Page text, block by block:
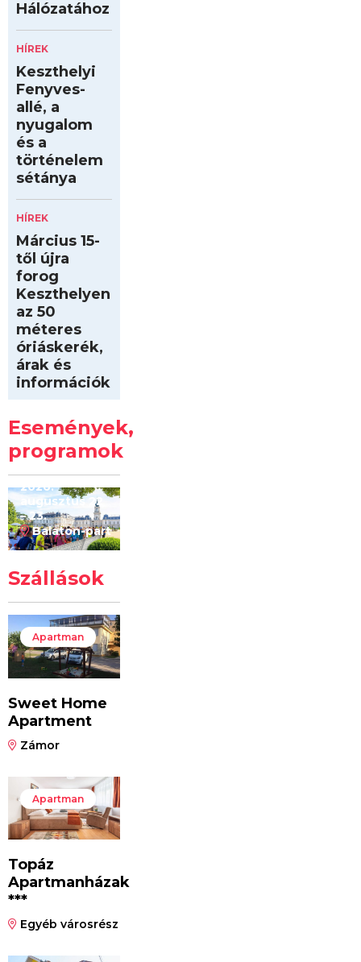
Hálózatához
HÍREK
Keszthelyi
Fenyves-
allé, a
nyugalom
és a
történelem
sétánya
HÍREK
Március 15-
től újra
forog
Keszthelyen
az 50
méteres
óriáskerék,
árak és
információk
Események,
programok
Kilóméterek
2026
2026.
augusztus 22
– 23.
Balaton-part
Szállások
Apartman
Sweet Home
Apartment
Zámor
Apartman
Topáz
Apartmanházak
***
Egyéb városrész